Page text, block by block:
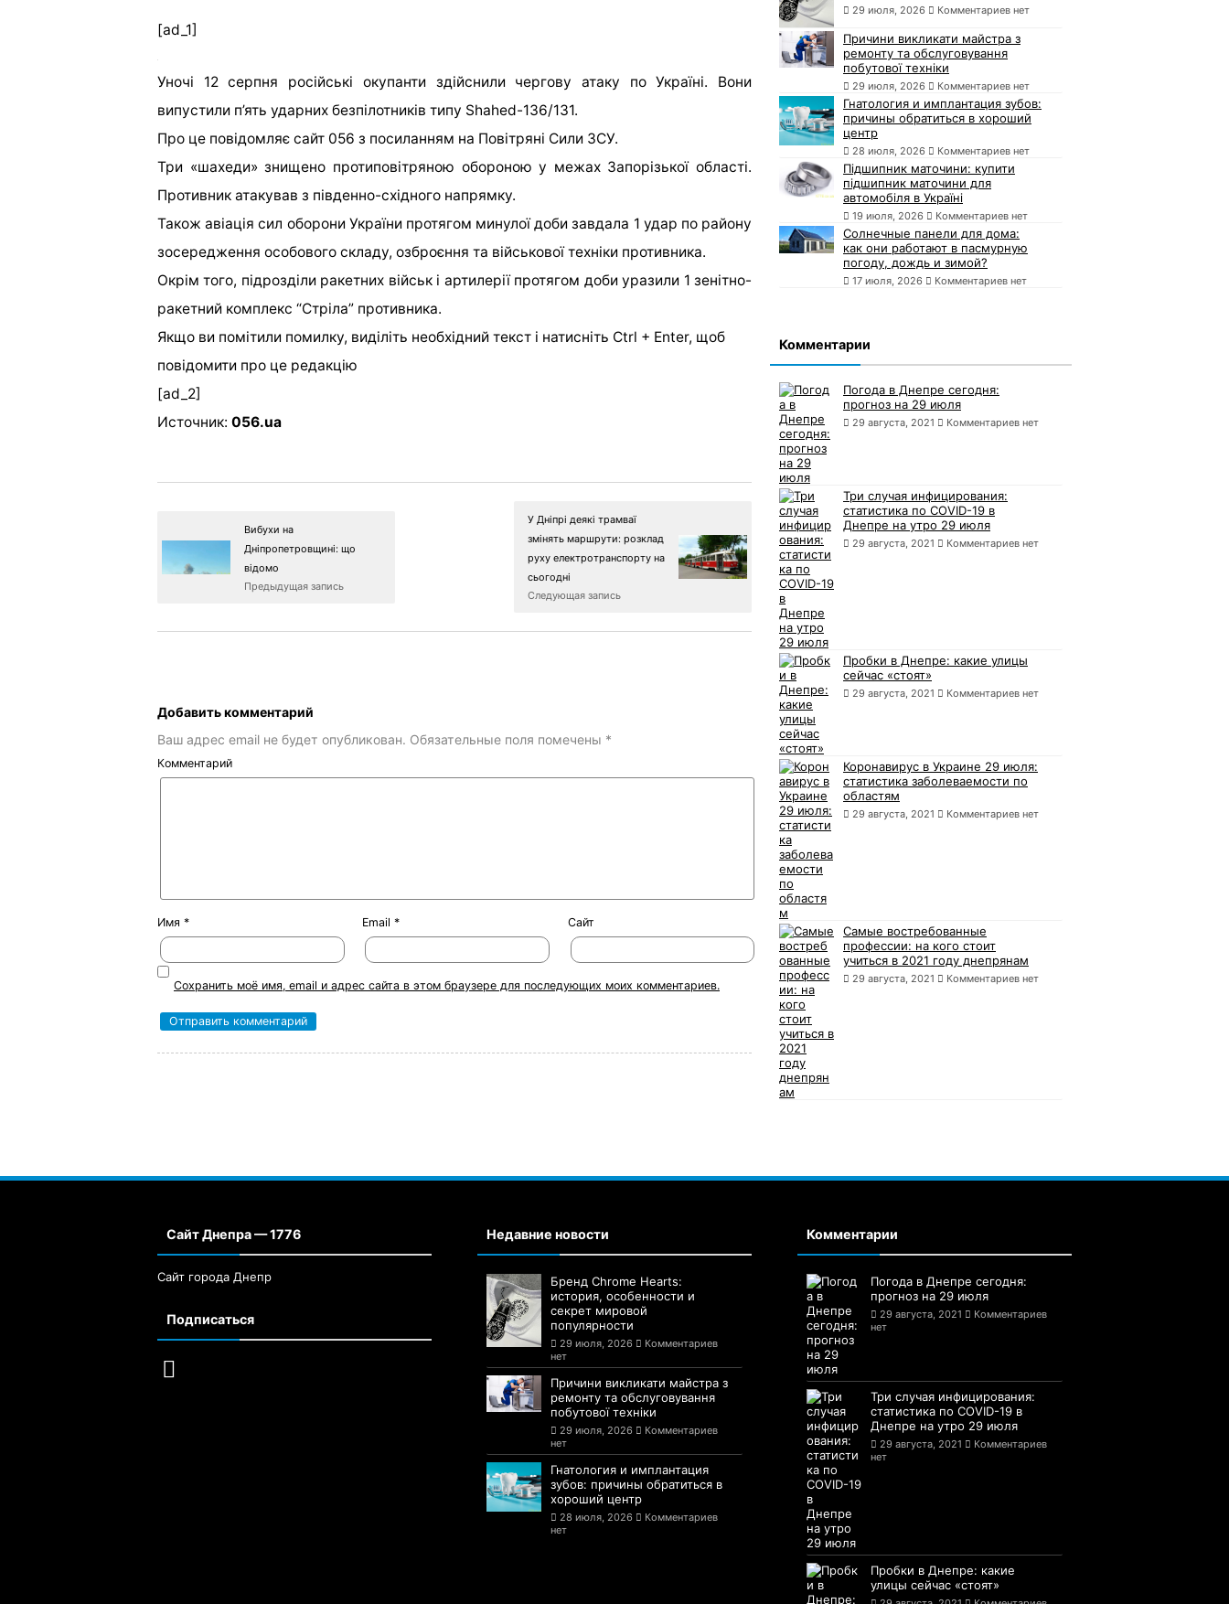
[ad_1]
Уночі 12 серпня російські окупанти здійснили чергову атаку по Україні. Вони
випустили п’ять ударних безпілотників типу Shahed-136/131.
Про це повідомляє сайт 056 з посиланням на Повітряні Сили ЗСУ.
Три «шахеди» знищено протиповітряною обороною у межах Запорізької області.
Противник атакував з південно-східного напрямку.
Також авіація сил оборони України протягом минулої доби завдала 1 удар по району
зосередження особового складу, озброєння та військової техніки противника.
Окрім того, підрозділи ракетних військ і артилерії протягом доби уразили 1 зенітно-
ракетний комплекс “Стріла” противника.
Якщо ви помітили помилку, виділіть необхідний текст і натисніть Ctrl + Enter, щоб
повідомити про це редакцію
[ad_2]
Источник: 056.ua
Вибухи на
Дніпропетровщині: що
відомо
Предыдущая запись
У Дніпрі деякі трамваї
змінять маршрути: розклад
руху електротранспорту на
сьогодні
Следующая запись
Добавить комментарий
Ваш адрес email не будет опубликован. Обязательные поля помечены *
Комментарий
Имя * Email* Сайт
Сохранить моё имя, email и адрес сайта в этом браузере для последующих моих комментариев.
29 июля, 2026 Комментариев нет
Причини викликати майстра з
ремонту та обслуговування
побутової техніки
29 июля, 2026 Комментариев нет
Гнатология и имплантация зубов:
причины обратиться в хороший
центр
28 июля, 2026 Комментариев нет
Підшипник маточини: купити
підшипник маточини для
автомобіля в Україні
19 июля, 2026 Комментариев нет
Солнечные панели для дома:
как они работают в пасмурную
погоду, дождь и зимой?
17 июля, 2026 Комментариев нет
Комментарии
Погода в Днепре сегодня:
прогноз на 29 июля
29 августа, 2021 Комментариев нет
Три случая инфицирования:
статистика по COVID-19 в
Днепре на утро 29 июля
29 августа, 2021 Комментариев нет
Пробки в Днепре: какие улицы
сейчас «стоят»
29 августа, 2021 Комментариев нет
Коронавирус в Украине 29 июля:
статистика заболеваемости по
областям
29 августа, 2021 Комментариев нет
Самые востребованные
профессии: на кого стоит
учиться в 2021 году днепрянам
29 августа, 2021 Комментариев нет
Сайт Днепра — 1776
Сайт города Днепр
Подписаться
Недавние новости
Бренд Chrome Hearts:
история, особенности и
секрет мировой
популярности
29 июля, 2026
Комментариев
нет
Причини викликати майстра з
ремонту та обслуговування
побутової техніки
29 июля, 2026
Комментариев
нет
Гнатология и имплантация
зубов: причины обратиться в
хороший центр
28 июля, 2026
Комментариев
нет
Комментарии
Погода в Днепре сегодня:
прогноз на 29 июля
29 августа, 2021
Комментариев
нет
Три случая инфицирования:
статистика по COVID-19 в
Днепре на утро 29 июля
29 августа, 2021
Комментариев
нет
Пробки в Днепре: какие
улицы сейчас «стоят»